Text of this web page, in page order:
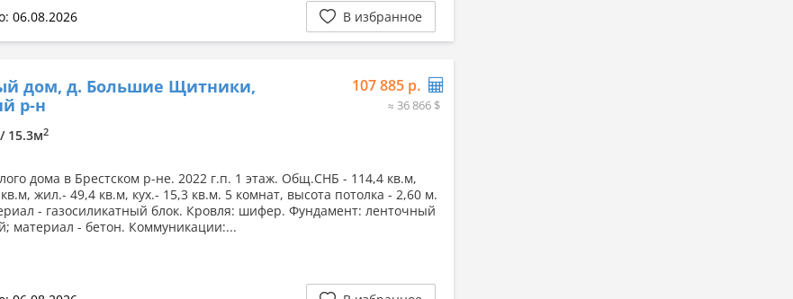
06.08.2026 В избранное
дом, д. Большие Щитники,
р-н
107 885 р.
≈ 36 866 $
15.3м2
дома в Брестском р-не. 2022 г.п. 1 этаж. Общ.СНБ - 114,4 кв.м,
жил.- 49,4 кв.м, кух.- 15,3 кв.м. 5 комнат, высота потолка - 2,60 м.
- газосиликатный блок. Кровля: шифер. Фундамент: ленточный
материал - бетон. Коммуникации:...